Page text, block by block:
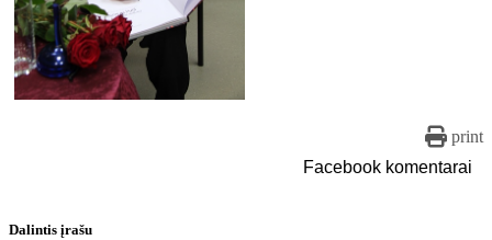
print
Facebook komentarai
Dalintis įrašu